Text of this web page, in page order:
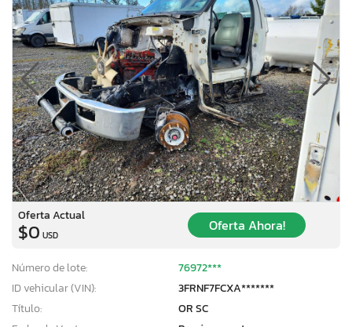
Oferta Actual
$0 USD
Oferta Ahora!
Número de lote:
76972***
ID vehicular (VIN):
3FRNF7FCXA*******
Título:
OR SC